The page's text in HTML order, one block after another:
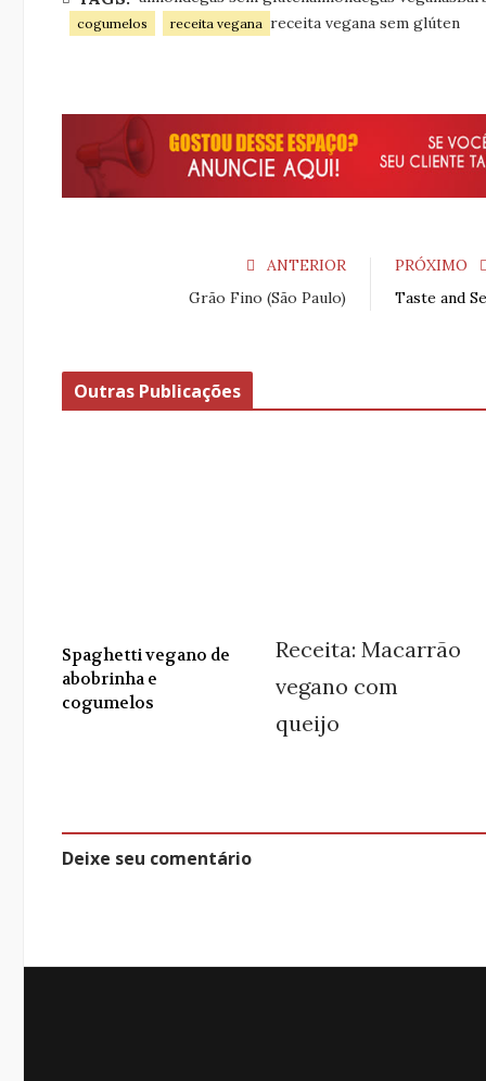
cogumelos receita vegana receita vegana sem glúten
ANTERIOR
Grão Fino (São Paulo)
PRÓXIMO
Taste and
Outras Publicações
Spaghetti vegano de
abobrinha e
cogumelos
Receita: Macarrão
vegano com
queijo
Deixe seu comentário